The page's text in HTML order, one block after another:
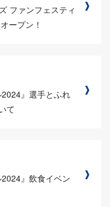
ファンフェスティ
ープン！
2024』選手とふれ
て
2024』飲食イベン